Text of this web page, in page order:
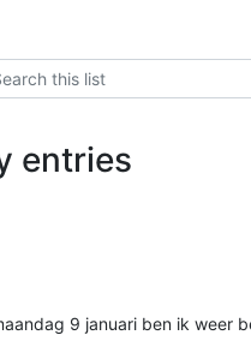
entries
9 januari ben ik weer